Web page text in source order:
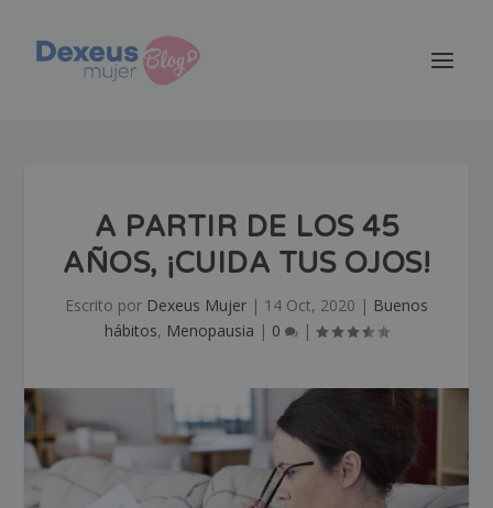
A PARTIR DE LOS 45
AÑOS, ¡CUIDA TUS OJOS!
Escrito por Dexeus Mujer | 14 Oct, 2020 | Buenos
hábitos, Menopausia | 0 |